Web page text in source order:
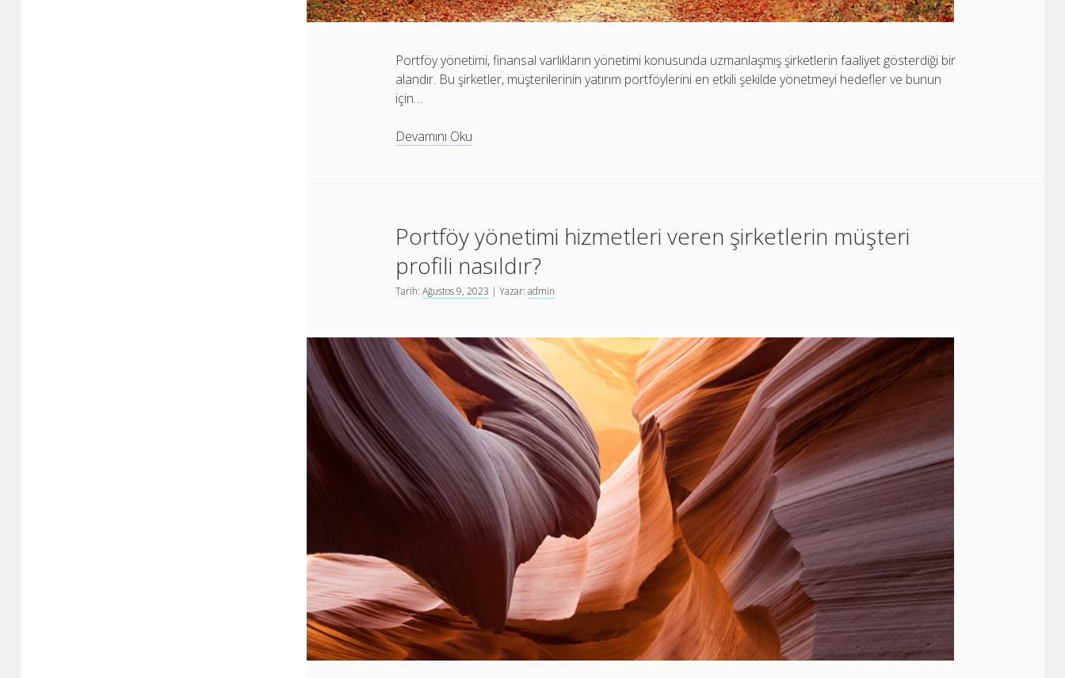
Portföy yönetimi, finansal varlıkların yönetimi konusunda uzmanlaşmış şirketlerin faaliyet gösterdiği bir
alandır. Bu şirketler, müşterilerinin yatırım portföylerini en etkili şekilde yönetmeyi hedefler ve bunun
için…
Devamını Oku
hesaplanır?
Portföy yönetimi hizmetleri veren şirketlerin müşteri
profili nasıldır?
Tarih:Ağustos 9, 2023 | Yazar:admin